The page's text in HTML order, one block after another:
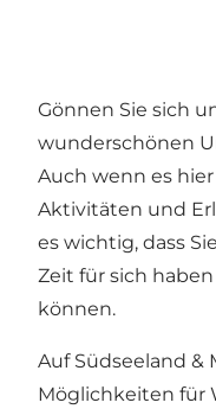
Gönnen Sie sich
wunderschönen
Auch wenn es
Aktivitäten und
es wichtig, dass
Zeit für sich
können.
Auf Südseeland &
Möglichkeiten für